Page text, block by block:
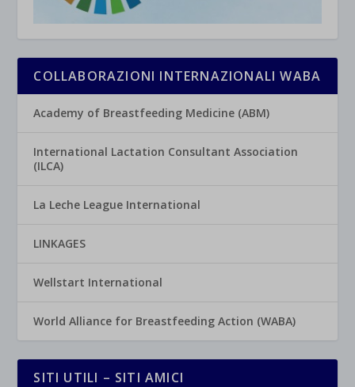
COLLABORAZIONI INTERNAZIONALI WABA
Academy of Breastfeeding Medicine (ABM)
International Lactation Consultant Association
(ILCA)
La Leche League International
LINKAGES
Wellstart International
World Alliance for Breastfeeding Action (WABA)
SITI UTILI – SITI AMICI